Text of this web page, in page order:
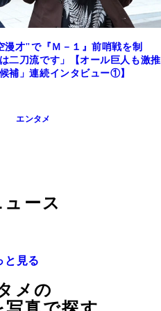
才"で『Ｍ－１』前哨戦を制
二刀流です」【オール巨人も激推
補」連続インタビュー①】
エンタメ
ュース
と見る
メの